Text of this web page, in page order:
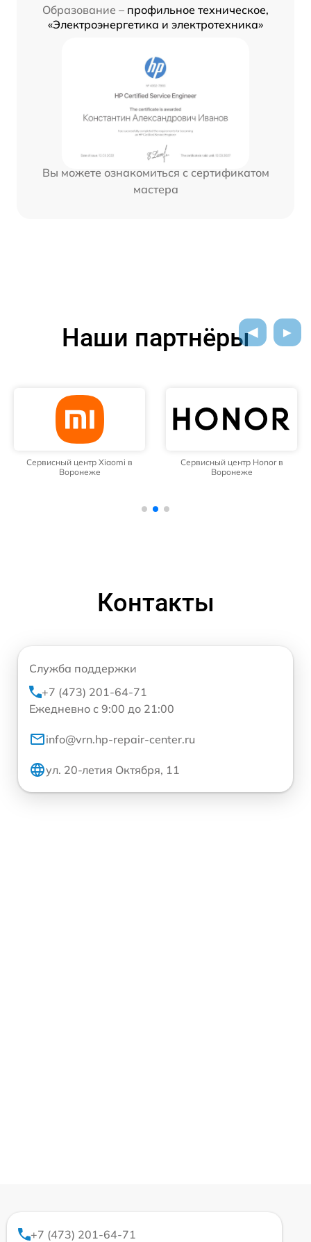
Образование – профильное техническое,
«Электроэнергетика и электротехника»
Вы можете ознакомиться с сертификатом
мастера
Наши партнёры
Сервисный центр Honor в
Воронеже
Сервисный центр Samsung в
Воронеже
Контакты
Служба поддержки
+7 (473) 201-64-71
Ежедневно с 9:00 до 21:00
info@vrn.hp-repair-center.ru
ул. 20-летия Октября, 11
+7 (473) 201-64-71